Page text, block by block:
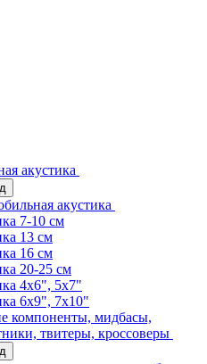
акустика
акустика
7-10 см
13 см
16 см
20-25 см
4х6", 5х7"
6х9", 7х10"
компоненты, мидбасы,
твитеры, кроссоверы